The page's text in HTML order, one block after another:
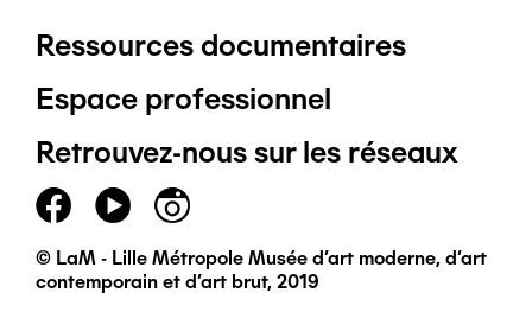
Pied
de
page
principal
Ressources documentaires
Espace professionnel
Retrouvez-nous sur les réseaux
© LaM - Lille Métropole Musée d'art moderne, d'art
contemporain et d'art brut, 2019